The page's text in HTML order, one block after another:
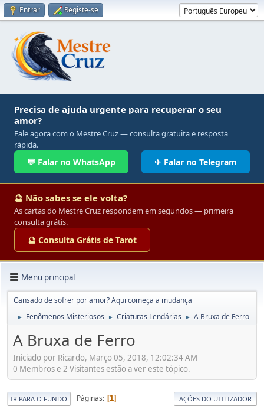
Entrar Registe-se
Precisa de ajuda urgente para recuperar o seu
amor?
Fale agora com o Mestre Cruz — consulta gratuita e resposta
rápida.
💬 Falar no WhatsApp ✈ Falar no Telegram
🔮 Não sabes se ele volta?
As cartas do Mestre Cruz respondem em segundos — primeira
consulta grátis.
🔮 Consulta Grátis de Tarot
Menu principal
Cansado de sofrer por amor? Aqui começa a mudança
► Fenômenos Misteriosos ► Criaturas Lendárias ► A Bruxa de Ferro
A Bruxa de Ferro
Iniciado por Ricardo, Março 05, 2018, 12:02:34 AM
0 Membros e 2 Visitantes estão a ver este tópico.
IR PARA O FUNDO Páginas 1 AÇÕES DO UTILIZADOR